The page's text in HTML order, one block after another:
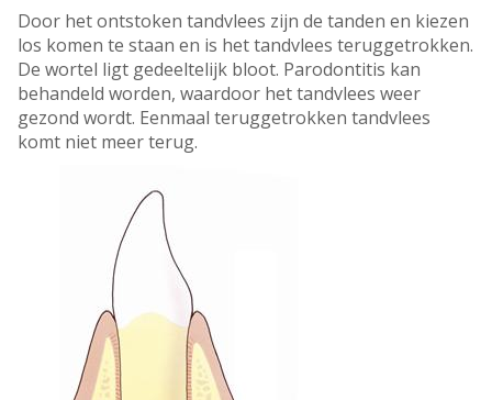
Door het ontstoken tandvlees zijn de tanden en kiezen
los komen te staan en is het tandvlees teruggetrokken.
De wortel ligt gedeeltelijk bloot. Parodontitis kan
behandeld worden, waardoor het tandvlees weer
gezond wordt. Eenmaal teruggetrokken tandvlees
komt niet meer terug.